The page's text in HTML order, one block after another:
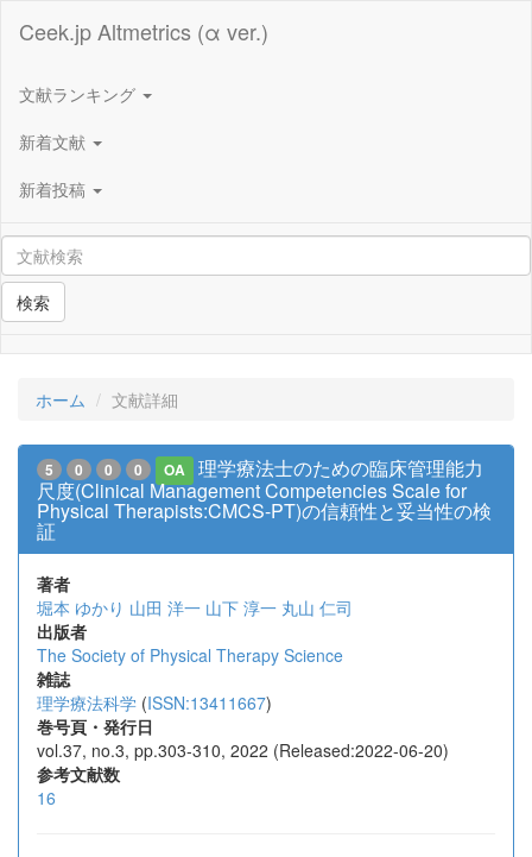
Ceek.jp Altmetrics (α ver.)
文献ランキング
新着文献
新着投稿
検索
ホーム 文献詳細
5 0 0 0 OA
理学療法士のための臨床管理能力
尺度(Clinical Management Competencies Scale for
Physical Therapists:CMCS-PT)の信頼性と妥当性の検
証
著者
堀本 ゆかり 山田 洋一 山下 淳一 丸山 仁司
出版者
The Society of Physical Therapy Science
雑誌
理学療法科学 (ISSN:13411667)
巻号頁・発行日
vol.37, no.3, pp.303-310, 2022 (Released:2022-06-20)
参考文献数
16